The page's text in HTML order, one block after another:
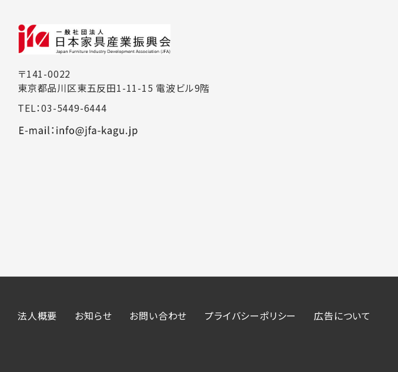
〒141-0022
東京都品川区東五反田1-11-15 電波ビル9階
TEL：03-5449-6444
法人概要 お知らせ お問い合わせ プライバシーポリシー 広告について